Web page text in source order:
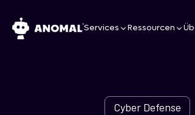
Services Ressourcen
Cyber Defense